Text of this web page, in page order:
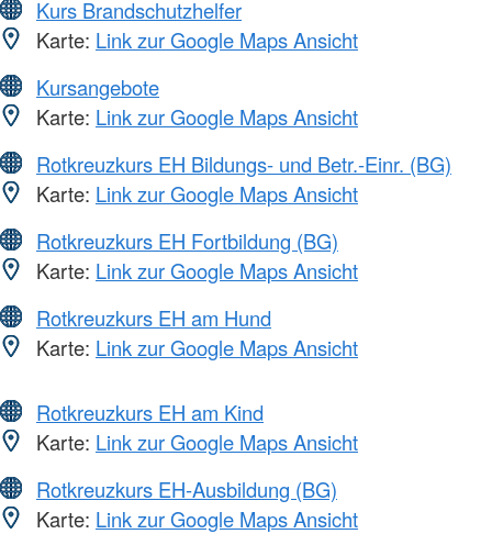
Kurs Brandschutzhelfer
Karte: Link zur Google Maps Ansicht
Kursangebote
Karte: Link zur Google Maps Ansicht
Rotkreuzkurs EH Bildungs- und Betr.-Einr. (BG)
Karte: Link zur Google Maps Ansicht
Rotkreuzkurs EH Fortbildung (BG)
Karte: Link zur Google Maps Ansicht
Rotkreuzkurs EH am Hund
Karte: Link zur Google Maps Ansicht
Rotkreuzkurs EH am Kind
Karte: Link zur Google Maps Ansicht
Rotkreuzkurs EH-Ausbildung (BG)
Karte: Link zur Google Maps Ansicht